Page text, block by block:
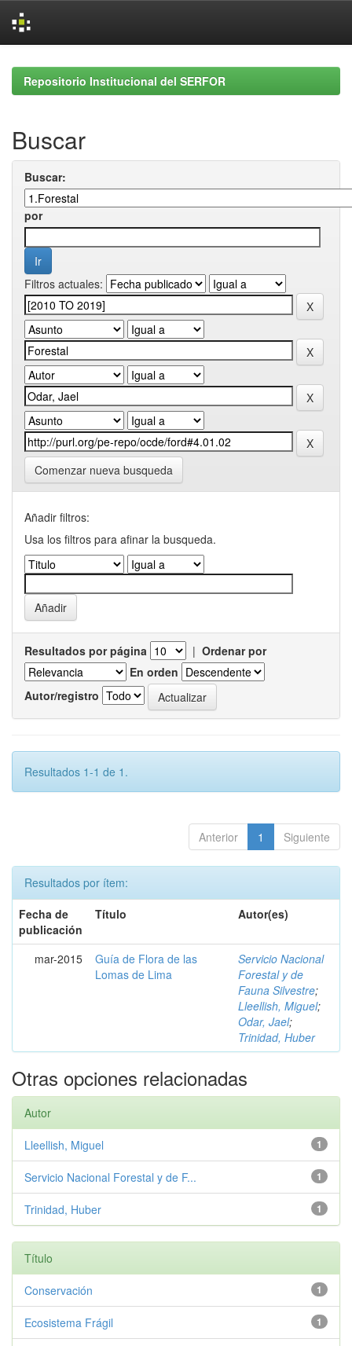
navigationRepositorio Institucional del SERFOR
Buscar
Buscar:
por
Filtros actuales:
Comenzar nueva busqueda
Añadir filtros:
Usa los filtros para afinar la busqueda.
Resultados por página | Ordenar por
En orden
Autor/registro
Resultados 1-1 de 1.
Anterior 1 Siguiente
Resultados por ítem:
Fecha de
publicación
Título Autor(es)
mar-2015
Guía de Flora de las
Lomas de Lima
Servicio Nacional
Forestal y de
Fauna Silvestre;
Lleellish, Miguel;
Odar, Jael;
Trinidad, Huber
Otras opciones relacionadas
Autor
1
Lleellish, Miguel
1
Servicio Nacional Forestal y de F...
1
Trinidad, Huber
Título
1
Conservación
1
Ecosistema Frágil